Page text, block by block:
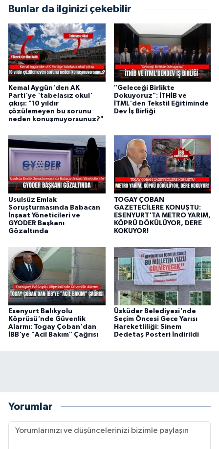
Bunlar da ilginizi çekebilir
Kemal Aygün'den AK
Parti'ye 'tabelasız okul'
çıkışı: "10 yıldır
çözülemeyen bu sorunu
neden konuşmuyorsunuz?"
"Geleceği Birlikte
Dokuyoruz": İTHİB ve
İTML'den Tekstil Eğitiminde
Dev İş Birliği
Usulsüz Emlak
Soruşturmasında Babacan
İnşaat Yöneticileri ve
GYODER Başkanı
Gözaltında
TOGAY ÇOBAN
GAZETECİLERE KONUŞTU:
ESENYURT'TA METRO YARIM,
KÖPRÜ DÖKÜLÜYOR, DERE
KOKUYOR!
Esenyurt Balıkyolu
Köprüsü'nde Güvenlik
Alarmı: Togay Çoban'dan
İBB'ye "Acil Bakım" Çağrısı
Üsküdar Belediyesi'nde
Seçim Öncesi Gece Yarısı
Hareketliliği: Sinem
Dedetaş Posteri İndirildi
Yorumlar